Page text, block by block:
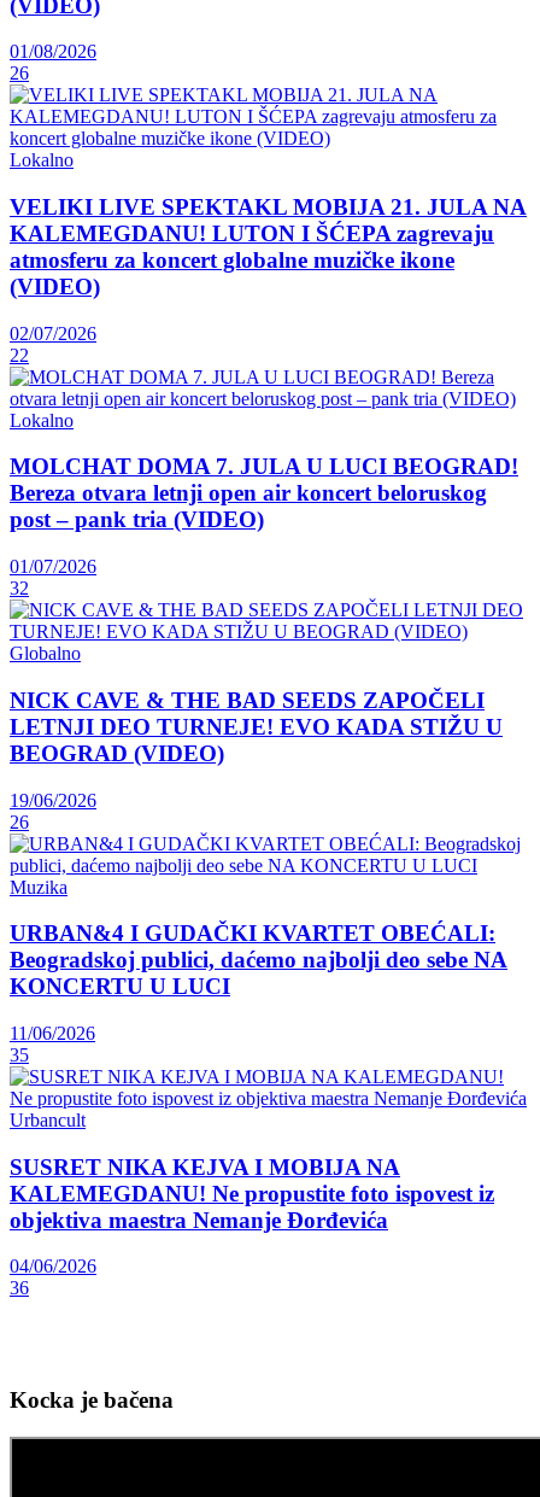
01/08/2026
26
Lokalno
VELIKI LIVE SPEKTAKL MOBIJA 21. JULA NA
KALEMEGDANU! LUTON I ŠĆEPA zagrevaju
atmosferu za koncert globalne muzičke ikone
(VIDEO)
02/07/2026
22
Lokalno
MOLCHAT DOMA 7. JULA U LUCI BEOGRAD!
Bereza otvara letnji open air koncert beloruskog
post – pank tria (VIDEO)
01/07/2026
32
Globalno
NICK CAVE & THE BAD SEEDS ZAPOČELI
LETNJI DEO TURNEJE! EVO KADA STIŽU U
BEOGRAD (VIDEO)
19/06/2026
26
Muzika
URBAN&4 I GUDAČKI KVARTET OBEĆALI:
Beogradskoj publici, daćemo najbolji deo sebe NA
KONCERTU U LUCI
11/06/2026
35
Urbancult
SUSRET NIKA KEJVA I MOBIJA NA
KALEMEGDANU! Ne propustite foto ispovest iz
objektiva maestra Nemanje Đorđevića
04/06/2026
36
Kocka je bačena